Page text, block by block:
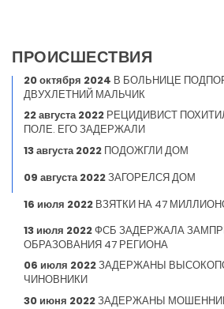
ПРОИСШЕСТВИЯ
20 октября 2024 В БОЛЬНИЦЕ
ДВУХЛЕТНИЙ МАЛЬЧИК
22 августа 2022 РЕЦИДИВИСТ
ПОЛЕ. ЕГО ЗАДЕРЖАЛИ
13 августа 2022 ПОДОЖГЛИ ДОМ
09 августа 2022ЗАГОРЕЛСЯ ДОМ
16 июля 2022 ВЗЯТКИ НА 47
13 июля 2022ФСБ ЗАДЕРЖАЛА
ОБРАЗОВАНИЯ 47 РЕГИОНА
06 июля 2022ЗАДЕРЖАНЫ
ЧИНОВНИКИ
30 июня 2022ЗАДЕРЖАНЫ